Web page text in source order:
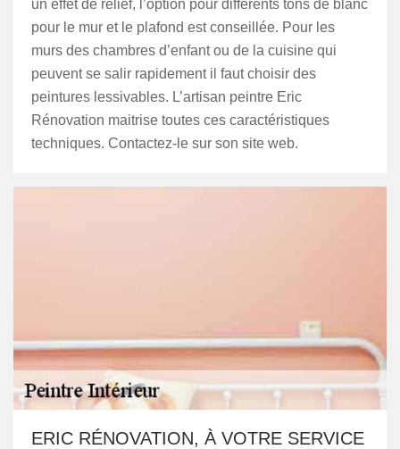
un effet de relief, l’option pour différents tons de blanc
pour le mur et le plafond est conseillée. Pour les
murs des chambres d’enfant ou de la cuisine qui
peuvent se salir rapidement il faut choisir des
peintures lessivables. L’artisan peintre Eric
Rénovation maitrise toutes ces caractéristiques
techniques. Contactez-le sur son site web.
ERIC RÉNOVATION, À VOTRE SERVICE